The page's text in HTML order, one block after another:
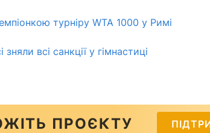
турніру WTA 1000 у Римі
зняли всі санкції у гімнастиці
ПРОЄКТУ